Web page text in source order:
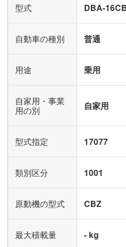
型式 DBA-
自動車の種別 普通
用途 乗用
自家用・事業
用の別
自家用
型式指定 17077
類別区分 1001
原動機の型式 CBZ
最大積載量 - kg